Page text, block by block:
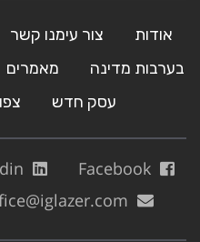
אודות צור עימנו קשר
בערבות מדינה
מאמרים
עסק חדש
Facebook